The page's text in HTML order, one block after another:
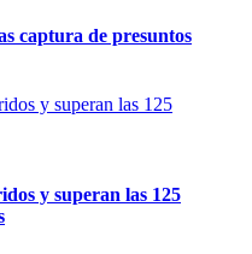
captura de presuntos
y superan las 125